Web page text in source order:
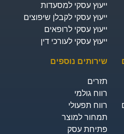
ייעוץ עסקי למסעדות
ייעוץ עסקי לקבלן שיפוצים
ייעוץ עסקי לרופאים
ייעוץ עסקי לעורכי דין
שירותים נוספים
תזרים
רווח גולמי
רווח תפעולי
תמחור למוצר
פתיחת עסק